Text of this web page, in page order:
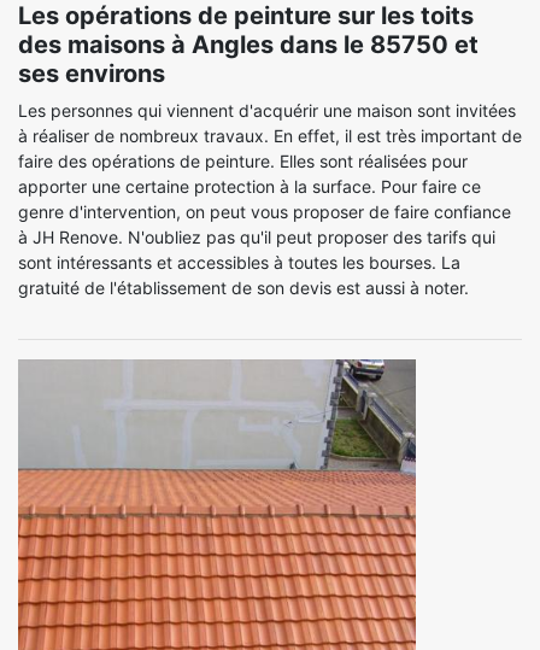
Les opérations de peinture sur les toits
des maisons à Angles dans le 85750 et
ses environs
Les personnes qui viennent d'acquérir une maison sont invitées
à réaliser de nombreux travaux. En effet, il est très important de
faire des opérations de peinture. Elles sont réalisées pour
apporter une certaine protection à la surface. Pour faire ce
genre d'intervention, on peut vous proposer de faire confiance
à JH Renove. N'oubliez pas qu'il peut proposer des tarifs qui
sont intéressants et accessibles à toutes les bourses. La
gratuité de l'établissement de son devis est aussi à noter.